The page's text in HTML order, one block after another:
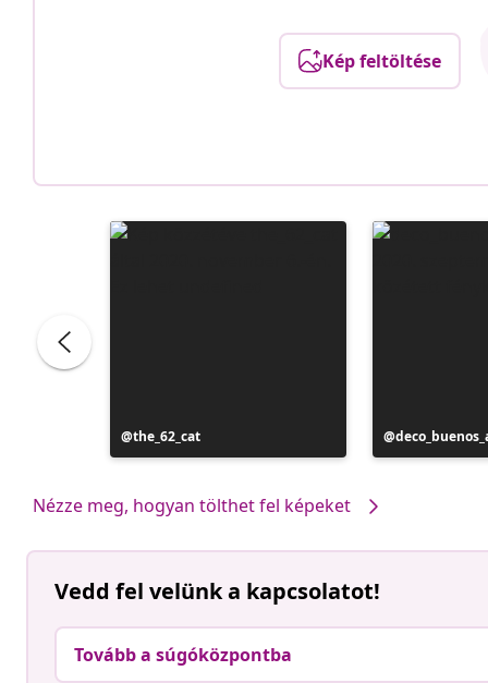
Kép feltöltése
Bejegyzés
közzétevője
the_62_cat
Bejegyzés
közzétevője
Nézze meg, hogyan tölthet fel képeket
Vedd fel velünk a kapcsolatot!
Tovább a súgóközpontba